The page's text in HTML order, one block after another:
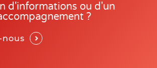
d'informations ou d'un
?
nous